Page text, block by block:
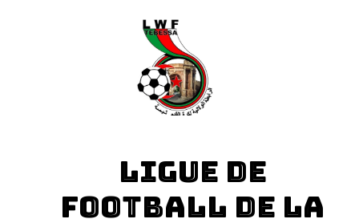
LIGUE DE
FOOTBALL DE LA